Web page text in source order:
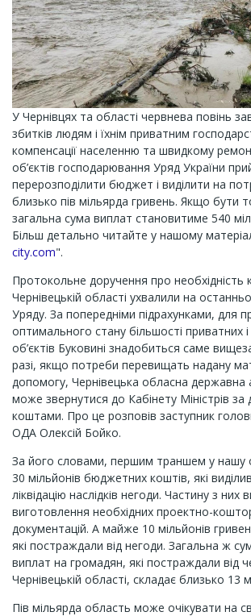
У Чернівцях та області червнева повінь
збитків людям і їхнім приватним
компенсації населенню та швидкому
об’єктів господарювання Уряд України
перерозподілити бюджет і виділити на
близько пів мільярда гривень. Якщо бути
загальна сума виплат становитиме 540
Більш детально читайте у нашому
city.com".
Протокольне доручення про необхідність
Чернівецькій області ухвалили на
Уряду. За попередніми підрахунками, для
оптимального стану більшості приватних
об’єктів Буковині знадобиться саме
разі, якщо потреби перевищать надану
допомогу, Чернівецька обласна державна
може звернутися до Кабінету Міністрів
коштами. Про це розповів заступник
ОДА Олексій Бойко.
За його словами, першим траншем у нашу
30 мільйонів бюджетних коштів, які
ліквідацію наслідків негоди. Частину з них
виготовлення необхідних проектно-
документацій. А майже 10 мільйонів
які постраждали від негоди. Загальна ж
виплат на громадян, які постраждали від
Чернівецькій області, складає близько 13
Пів мільярда область може очікувати на